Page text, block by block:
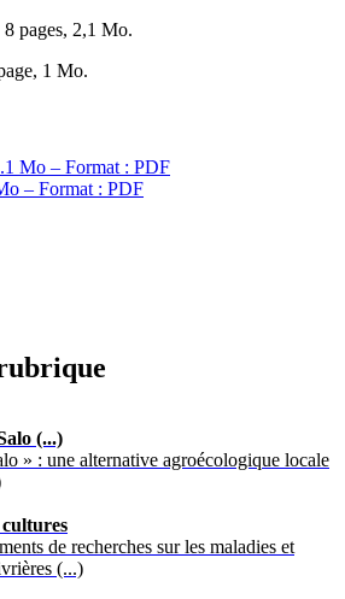
8 pages, 2,1 Mo.
1 Mo.
Mo – Format : PDF
– Format : PDF
(...)
» : une alternative agroécologique locale
de recherches sur les maladies et
(...)